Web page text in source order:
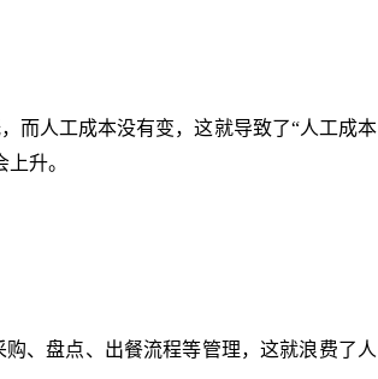
而人工成本没有变，这就导致了“人工成本
升。
、盘点、出餐流程等管理，这就浪费了人